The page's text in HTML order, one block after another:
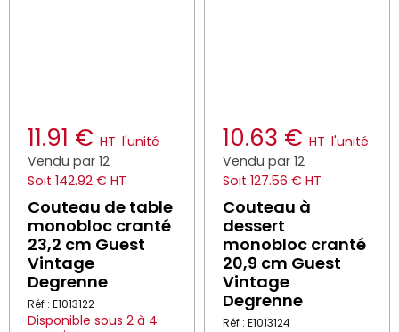
11.91 € HT l'unité
Vendu par 12
Soit 142.92 € HT
Couteau de table
monobloc cranté
23,2 cm Guest
Vintage
Degrenne
Réf : E1013122
Disponible sous 2 à 4
10.63 € HT l'unité
Vendu par 12
Soit 127.56 € HT
Couteau à
dessert
monobloc cranté
20,9 cm Guest
Vintage
Degrenne
Réf : E1013124